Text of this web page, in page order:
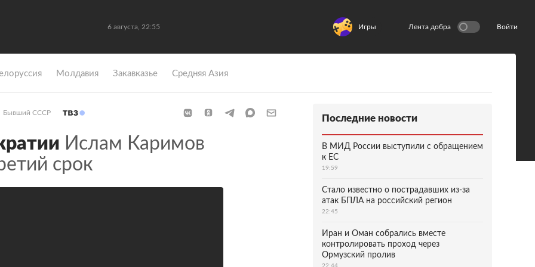
6 августа, 22:55 Игры Лента добра Войти
Молдавия Закавказье Средняя Азия
Бывший СССР
Ислам Каримов
срок
Последние новости
В МИД России выступили с обращением
к ЕС
19:59
Стало известно о пострадавших из-за
атак БПЛА на российский регион
22:45
Иран и Оман собрались вместе
контролировать проход через
Ормузский пролив
22:44